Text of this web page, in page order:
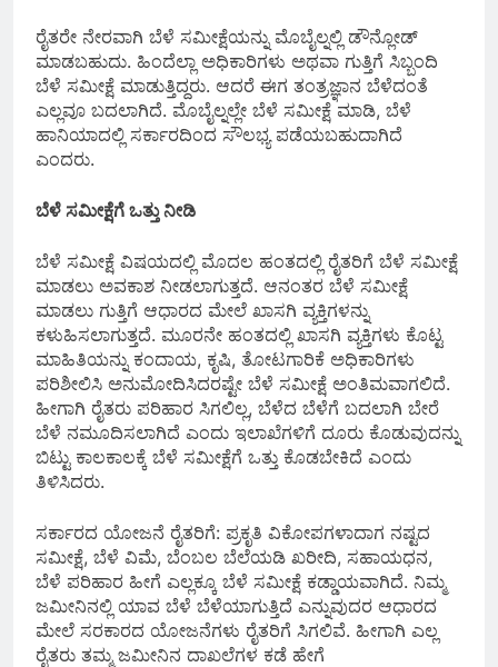
ರೈತರೇ ನೇರವಾಗಿ ಬೆಳೆ ಸಮೀಕ್ಷೆಯನ್ನು ಮೊಬೈಲ್ನಲ್ಲಿ ಡೌನ್ಲೋಡ್
ಮಾಡಬಹುದು. ಹಿಂದೆಲ್ಲಾ ಅಧಿಕಾರಿಗಳು ಅಥವಾ ಗುತ್ತಿಗೆ ಸಿಬ್ಬಂದಿ
ಬೆಳೆ ಸಮೀಕ್ಷೆ ಮಾಡುತ್ತಿದ್ದರು. ಆದರೆ ಈಗ ತಂತ್ರಜ್ಞಾನ ಬೆಳೆದಂತೆ
ಎಲ್ಲವೂ ಬದಲಾಗಿದೆ. ಮೊಬೈಲ್ನಲ್ಲೇ ಬೆಳೆ ಸಮೀಕ್ಷೆ ಮಾಡಿ, ಬೆಳೆ
ಹಾನಿಯಾದಲ್ಲಿ ಸರ್ಕಾರದಿಂದ ಸೌಲಭ್ಯ ಪಡೆಯಬಹುದಾಗಿದೆ
ಎಂದರು.
ಬೆಳೆ ಸಮೀಕ್ಷೆಗೆ ಒತ್ತು ನೀಡಿ
ಬೆಳೆ ಸಮೀಕ್ಷೆ ವಿಷಯದಲ್ಲಿ ಮೊದಲ ಹಂತದಲ್ಲಿ ರೈತರಿಗೆ ಬೆಳೆ ಸಮೀಕ್ಷೆ
ಮಾಡಲು ಅವಕಾಶ ನೀಡಲಾಗುತ್ತದೆ. ಆನಂತರ ಬೆಳೆ ಸಮೀಕ್ಷೆ
ಮಾಡಲು ಗುತ್ತಿಗೆ ಆಧಾರದ ಮೇಲೆ ಖಾಸಗಿ ವ್ಯಕ್ತಿಗಳನ್ನು
ಕಳುಹಿಸಲಾಗುತ್ತದೆ. ಮೂರನೇ ಹಂತದಲ್ಲಿ ಖಾಸಗಿ ವ್ಯಕ್ತಿಗಳು ಕೊಟ್ಟ
ಮಾಹಿತಿಯನ್ನು ಕಂದಾಯ, ಕೃಷಿ, ತೋಟಗಾರಿಕೆ ಅಧಿಕಾರಿಗಳು
ಪರಿಶೀಲಿಸಿ ಅನುಮೋದಿಸಿದರಷ್ಟೇ ಬೆಳೆ ಸಮೀಕ್ಷೆ ಅಂತಿಮವಾಗಲಿದೆ.
ಹೀಗಾಗಿ ರೈತರು ಪರಿಹಾರ ಸಿಗಲಿಲ್ಲ, ಬೆಳೆದ ಬೆಳೆಗೆ ಬದಲಾಗಿ ಬೇರೆ
ಬೆಳೆ ನಮೂದಿಸಲಾಗಿದೆ ಎಂದು ಇಲಾಖೆಗಳಿಗೆ ದೂರು ಕೊಡುವುದನ್ನು
ಬಿಟ್ಟು ಕಾಲಕಾಲಕ್ಕೆ ಬೆಳೆ ಸಮೀಕ್ಷೆಗೆ ಒತ್ತು ಕೊಡಬೇಕಿದೆ ಎಂದು
ತಿಳಿಸಿದರು.
ಸರ್ಕಾರದ ಯೋಜನೆ ರೈತರಿಗೆ: ಪ್ರಕೃತಿ ವಿಕೋಪಗಳಾದಾಗ ನಷ್ಟದ
ಸಮೀಕ್ಷೆ, ಬೆಳೆ ವಿಮೆ, ಬೆಂಬಲ ಬೆಲೆಯಡಿ ಖರೀದಿ, ಸಹಾಯಧನ,
ಬೆಳೆ ಪರಿಹಾರ ಹೀಗೆ ಎಲ್ಲಕ್ಕೂ ಬೆಳೆ ಸಮೀಕ್ಷೆ ಕಡ್ಡಾಯವಾಗಿದೆ. ನಿಮ್ಮ
ಜಮೀನಿನಲ್ಲಿ ಯಾವ ಬೆಳೆ ಬೆಳೆಯಾಗುತ್ತಿದೆ ಎನ್ನುವುದರ ಆಧಾರದ
ಮೇಲೆ ಸರಕಾರದ ಯೋಜನೆಗಳು ರೈತರಿಗೆ ಸಿಗಲಿವೆ. ಹೀಗಾಗಿ ಎಲ್ಲ
ರೈತರು ತಮ್ಮ ಜಮೀನಿನ ದಾಖಲೆಗಳ ಕಡೆ ಹೇಗೆ